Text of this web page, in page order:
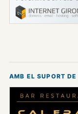
AMB EL SUPORT DE